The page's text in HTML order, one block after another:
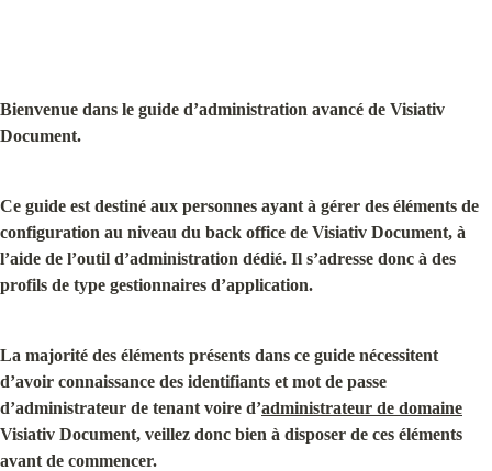
Bienvenue dans le guide d’administration avancé de Visiativ
Document.
Ce guide est destiné aux personnes ayant à gérer des éléments de
configuration au niveau du back office de Visiativ Document, à
l’aide de l’outil d’administration dédié. Il s’adresse donc à des
profils de type gestionnaires d’application.
La majorité des éléments présents dans ce guide nécessitent
d’avoir connaissance des identifiants et mot de passe
d’administrateur de tenant voire d’administrateur de domaine
Visiativ Document, veillez donc bien à disposer de ces éléments
avant de commencer.